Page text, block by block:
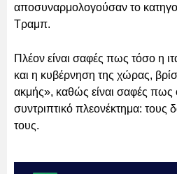
αποσυναρμολογούσαν το
Τραμπ.
Πλέον είναι σαφές πως τόσο η
και η κυβέρνηση της χώρας,
ακμής», καθώς είναι σαφές πως
συντριπτικό πλεονέκτημα: τους
τους.